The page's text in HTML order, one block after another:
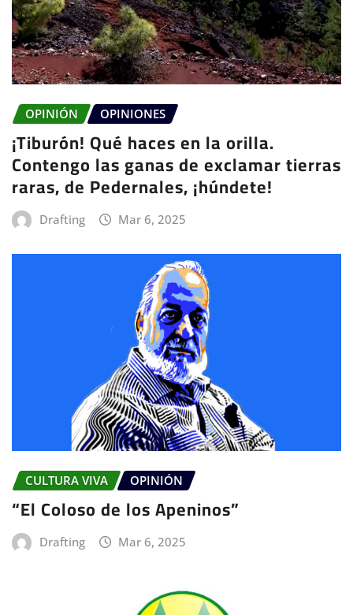
OPINIÓN OPINIONES
¡Tiburón! Qué haces en la orilla.
Contengo las ganas de exclamar tierras
raras, de Pedernales, ¡húndete!
Drafting Mar 6, 2025
CULTURA VIVA OPINIÓN
“El Coloso de los Apeninos”
Drafting Mar 6, 2025